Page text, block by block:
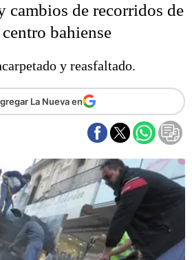
El mundo
Seguridad
Escenario Olímpico
Básquetbol
Fútbol
Cines
Economía y finanzas
Con el campo
Espacio empresas
Sociedad
cambios de recorridos de
bahiense
y reasfaltado.
La Nueva en